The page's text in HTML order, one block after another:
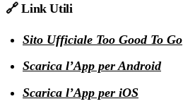
🔗 Link Utili
Sito Ufficiale Too Good To Go
Scarica l’App per Android
Scarica l’App per iOS